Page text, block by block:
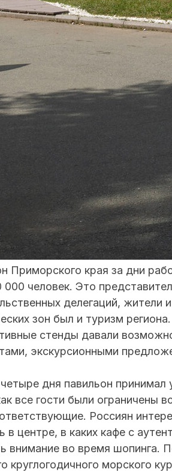
Приморского края за дни
000 человек. Это
делегаций, жители
зон был и туризм
стенды давали
экскурсионными
дня павильон
все гости были ограничены
Россиян
в центре, в каких кафе с
внимание во время шопинга.
круглогодичного морского